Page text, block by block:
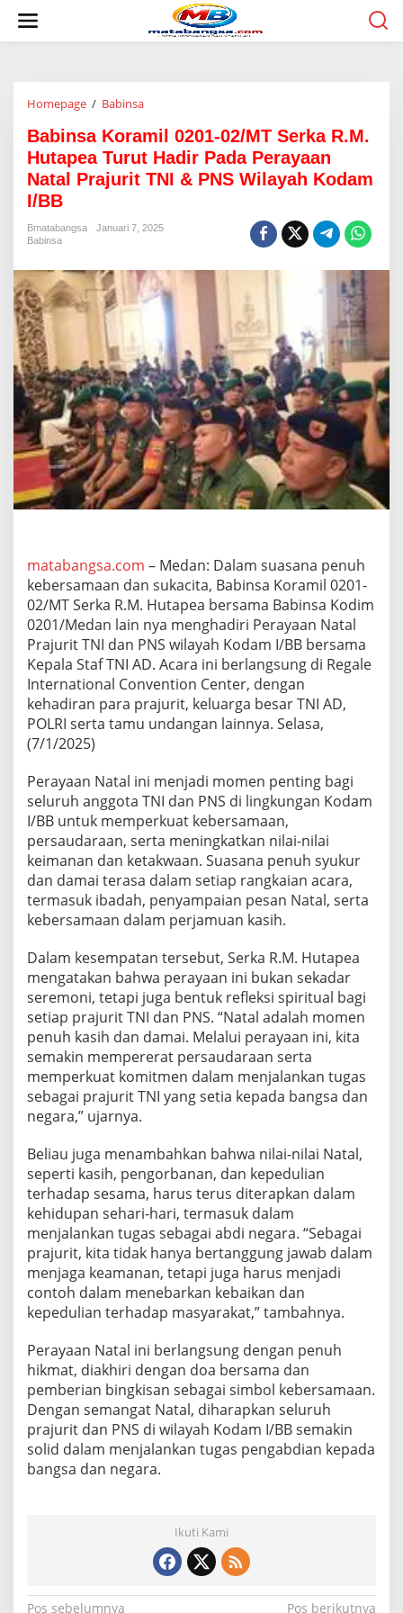
w
Homepage / Babinsa
b
i
n
o
m
i
0
1
-
0
2
/
M
T
S
e
R
.
M
.
H
u
t
a
p
e
r
u
t
a
d
i
P
a
a
P
e
r
a
y
a
a
n
a
l
P
r
a
j
u
r
i
t
T
I
&
P
N
S
W
i
l
a
Babinsa Koramil 0201-02/MT Serka R.M.
Hutapea Turut Hadir Pada Perayaan
Natal Prajurit TNI & PNS Wilayah Kodam
I/BB
Bmatabangsa
Januari 7, 2025
Babinsa
matabangsa.com – Medan: Dalam suasana penuh
kebersamaan dan sukacita, Babinsa Koramil 0201-
02/MT Serka R.M. Hutapea bersama Babinsa Kodim
0201/Medan lain nya menghadiri Perayaan Natal
Prajurit TNI dan PNS wilayah Kodam I/BB bersama
Kepala Staf TNI AD. Acara ini berlangsung di Regale
International Convention Center, dengan
kehadiran para prajurit, keluarga besar TNI AD,
POLRI serta tamu undangan lainnya. Selasa,
(7/1/2025)
Perayaan Natal ini menjadi momen penting bagi
seluruh anggota TNI dan PNS di lingkungan Kodam
I/BB untuk memperkuat kebersamaan,
persaudaraan, serta meningkatkan nilai-nilai
keimanan dan ketakwaan. Suasana penuh syukur
dan damai terasa dalam setiap rangkaian acara,
termasuk ibadah, penyampaian pesan Natal, serta
kebersamaan dalam perjamuan kasih.
Dalam kesempatan tersebut, Serka R.M. Hutapea
mengatakan bahwa perayaan ini bukan sekadar
seremoni, tetapi juga bentuk refleksi spiritual bagi
setiap prajurit TNI dan PNS. “Natal adalah momen
penuh kasih dan damai. Melalui perayaan ini, kita
semakin mempererat persaudaraan serta
memperkuat komitmen dalam menjalankan tugas
sebagai prajurit TNI yang setia kepada bangsa dan
negara,” ujarnya.
Beliau juga menambahkan bahwa nilai-nilai Natal,
seperti kasih, pengorbanan, dan kepedulian
terhadap sesama, harus terus diterapkan dalam
kehidupan sehari-hari, termasuk dalam
menjalankan tugas sebagai abdi negara. “Sebagai
prajurit, kita tidak hanya bertanggung jawab dalam
menjaga keamanan, tetapi juga harus menjadi
contoh dalam menebarkan kebaikan dan
kepedulian terhadap masyarakat,” tambahnya.
Perayaan Natal ini berlangsung dengan penuh
hikmat, diakhiri dengan doa bersama dan
pemberian bingkisan sebagai simbol kebersamaan.
Dengan semangat Natal, diharapkan seluruh
prajurit dan PNS di wilayah Kodam I/BB semakin
solid dalam menjalankan tugas pengabdian kepada
bangsa dan negara.
Ikuti Kami
Pos sebelumnya
Pos berikutnya